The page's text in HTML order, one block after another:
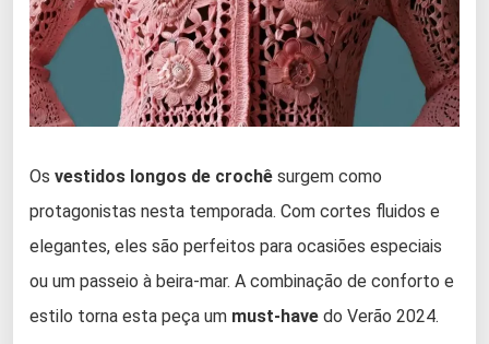
Os vestidos longos de crochê surgem como
protagonistas nesta temporada. Com cortes fluidos e
elegantes, eles são perfeitos para ocasiões especiais
ou um passeio à beira-mar. A combinação de conforto e
estilo torna esta peça um must-have do Verão 2024.